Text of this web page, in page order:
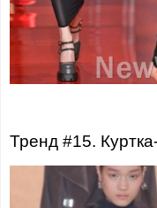
Тренд #15.